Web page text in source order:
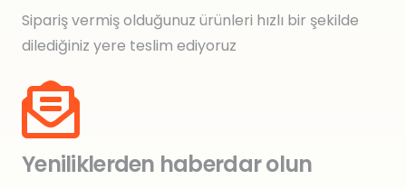
Sipariş vermiş olduğunuz ürünleri hızlı bir şekilde
dilediğiniz yere teslim ediyoruz
Yeniliklerden haberdar olun